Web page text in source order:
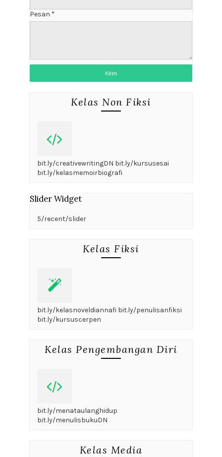
Pesan *
Kelas Non Fiksi
bit.ly/creativewritingDN bit.ly/kursusesai
bit.ly/kelasmemoirbiografi
Slider Widget
5/recent/slider
Kelas Fiksi
bit.ly/kelasnoveldiannafi bit.ly/penulisanfiksi
bit.ly/kursuscerpen
Kelas Pengembangan Diri
bit.ly/menataulanghidup
bit.ly/menulisbukuDN
Kelas Media